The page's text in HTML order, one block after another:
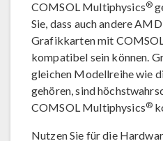
COMSOL Multiphysics®
Sie, dass auch andere
Grafikkarten mit
kompatibel sein können.
gleichen Modellreihe wie
gehören, sind
COMSOL Multiphysics®
Nutzen Sie für die